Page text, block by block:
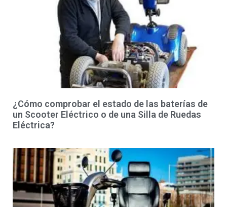
¿Cómo comprobar el estado de las baterías de
un Scooter Eléctrico o de una Silla de Ruedas
Eléctrica?